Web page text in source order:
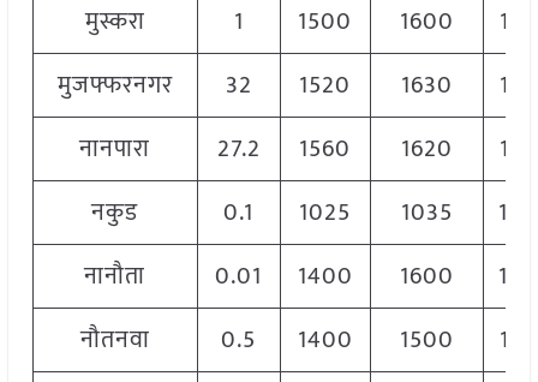
मुस्करा
1 1500 1600
मुजफ्फरनगर
32 1520 1630
नानपारा
27.2 1560 1620
नकुड
0.1 1025 1035
नानौता
0.01 1400 1600
नौतनवा
0.5 1400 1500